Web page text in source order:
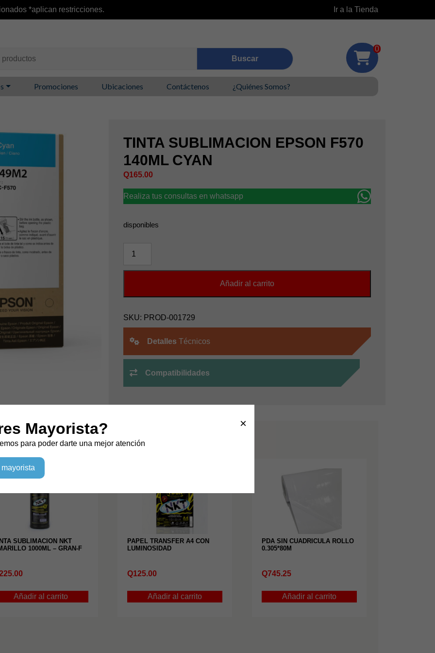
*aplican restricciones. Ir a la Tienda
0
Promociones Ubicaciones Contáctenos ¿Quiénes Somos?
TINTA SUBLIMACION EPSON F570
140ML CYAN
Q165.00
Realiza tus consultas en whatsapp
disponibles
SUBLIMACION
cantidad
Añadir al carrito
SKU: PROD-001729
Detalles Técnicos
Compatibilidades
SUBLIMACION NKT
1000ML – GRAN-F
Añadir al carrito
PAPEL TRANSFER A4 CON
LUMINOSIDAD
Q125.00
Añadir al carrito
PDA SIN CUADRICULA ROLLO
0.305*80M
Q745.25
Añadir al carrito
×
Mayorista?
para poder darte una mejor atención